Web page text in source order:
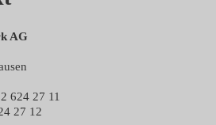
AG
624 27 11
27 12